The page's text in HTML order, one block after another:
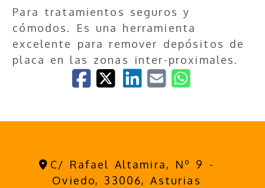
Para tratamientos seguros y
cómodos. Es una herramienta
excelente para remover depósitos de
placa en las zonas inter-proximales.
C/ Rafael Altamira, Nº 9 -
Oviedo, 33006,Asturias